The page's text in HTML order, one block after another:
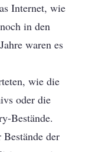
Internet, wie
in den
waren es
wie die
oder die
Bestände.
der